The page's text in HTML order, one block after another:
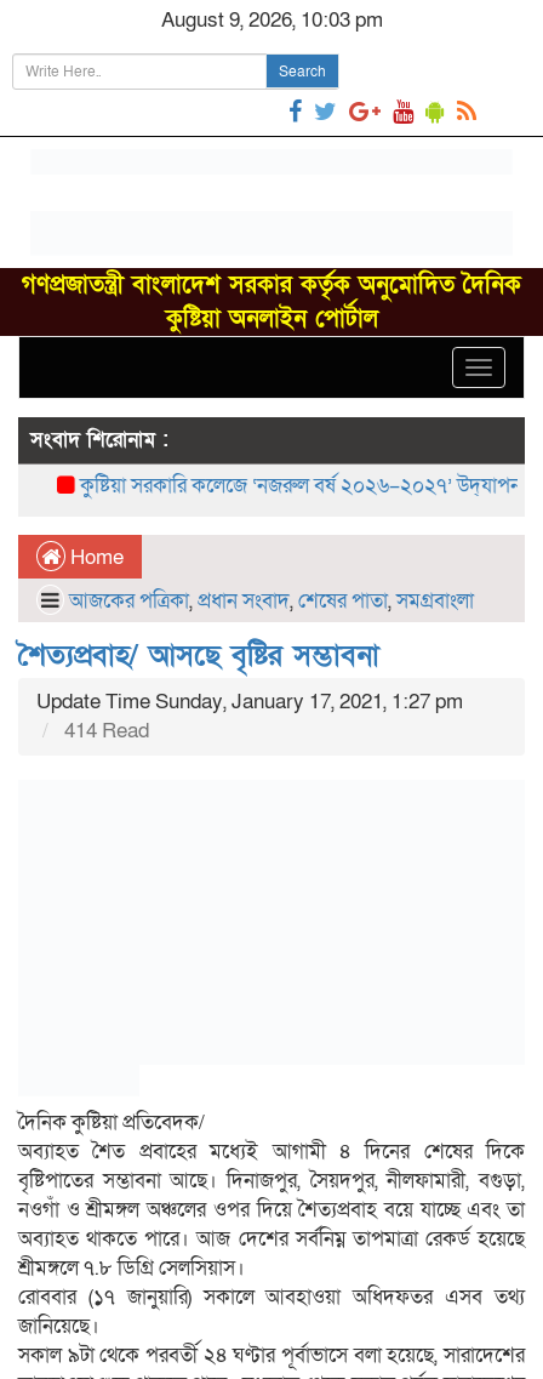
August 9, 2026, 10:03 pm
Search
গণপ্রজাতন্ত্রী বাংলাদেশ সরকার কর্তৃক অনুমোদিত দৈনিক
কুষ্টিয়া অনলাইন পোর্টাল
Toggle
সংবাদ শিরোনাম :
কুষ্টিয়া সরকারি কলেজে ‘নজরুল বর্ষ ২০২৬–২০২৭’ উদ্‌যাপন
Home
আজকের পত্রিকা,প্রধান সংবাদ,শেষের পাতা,সমগ্রবাংলা
শৈত্যপ্রবাহ/ আসছে বৃষ্টির সম্ভাবনা
Update Time Sunday, January 17, 2021, 1:27 pm
414 Read
দৈনিক কুষ্টিয়া প্রতিবেদক/
অব্যাহত শৈত প্রবাহের মধ্যেই আগামী ৪ দিনের শেষের দিকে
বৃষ্টিপাতের সম্ভাবনা আছে। দিনাজপুর, সৈয়দপুর, নীলফামারী, বগুড়া,
নওগাঁ ও শ্রীমঙ্গল অঞ্চলের ওপর দিয়ে শৈত্যপ্রবাহ বয়ে যাচ্ছে এবং তা
অব্যাহত থাকতে পারে। আজ দেশের সর্বনিম্ন তাপমাত্রা রেকর্ড হয়েছে
শ্রীমঙ্গলে ৭.৮ ডিগ্রি সেলসিয়াস।
রোববার (১৭ জানুয়ারি) সকালে আবহাওয়া অধিদফতর এসব তথ্য
জানিয়েছে।
সকাল ৯টা থেকে পরবর্তী ২৪ ঘণ্টার পূর্বাভাসে বলা হয়েছে, সারাদেশের